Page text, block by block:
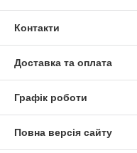
Контакти
Доставка та оплата
Графік роботи
Повна версія сайту